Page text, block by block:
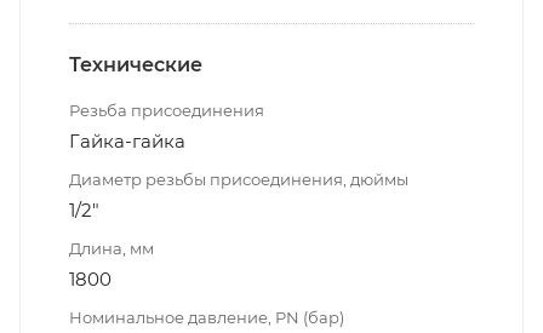
Технические
Резьба присоединения
Гайка-гайка
Диаметр резьбы присоединения, дюймы
1/2"
Длина, мм
1800
Номинальное давление, PN (бар)